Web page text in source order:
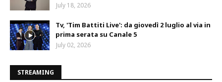
July 18, 2026
Tv, 'Tim Battiti Live': da giovedì 2 luglio al via in
prima serata su Canale 5
July 02, 2026
STREAMING